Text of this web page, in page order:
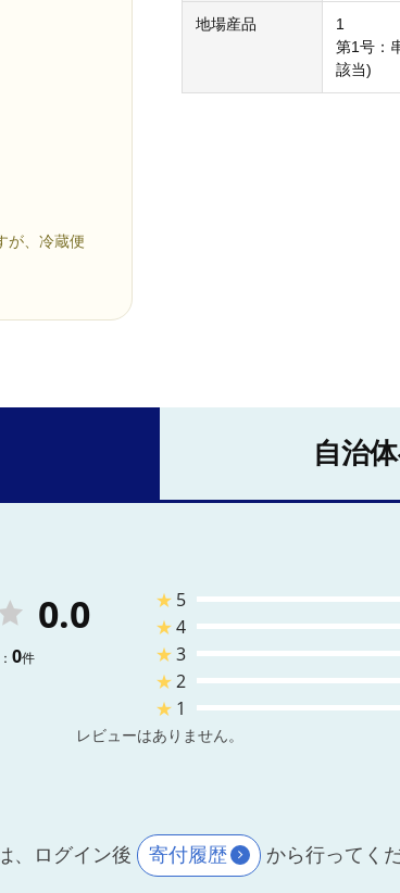
が、冷蔵便
地場産品
1
第1号：
該当)
自治
0.0
0件
★ 5
★4
★3
★2
★ 1
レビューはありません。
、ログイン後 寄付履歴 から行ってく